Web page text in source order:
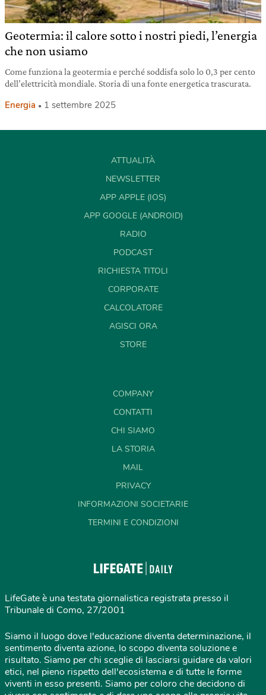
Geotermia: il calore sotto i nostri piedi, l’energia
che non usiamo
Come funziona la geotermia e perché soddisfa solo lo 0,3 per cento
dell’elettricità mondiale. Storia di una fonte energetica trascurata.
Energia 1 settembre 2025
ATTUALITÀ
NEWSLETTER
APP APPLE (IOS)
APP GOOGLE (ANDROID)
RADIO
PODCAST
RICHIESTA TITOLI
CORPORATE
CALCOLATORE
AGISCI ORA
STORE
COMPANY
CONTATTI
CHI SIAMO
LA STORIA
MAIL
PRIVACY
INFORMAZIONI SOCIETARIE
TERMINI E CONDIZIONI
LifeGate è una testata giornalistica registrata presso il
Tribunale di Como, 27/2001
Siamo il luogo dove l'educazione diventa determinazione, il
sentimento diventa azione, lo scopo diventa soluzione e
risultato. Siamo per chi sceglie di lasciarsi guidare da valori
etici, nel pieno rispetto dell'ecosistema e di tutte le forme
viventi in esso presenti. Siamo per coloro che decidono di